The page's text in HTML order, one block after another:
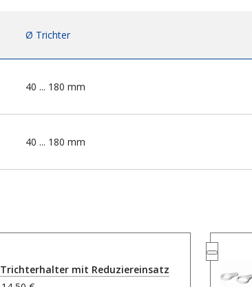
Ø Trichter
40 ... 180 mm
40 ... 180 mm
Trichterhalter mit Reduziereinsatz